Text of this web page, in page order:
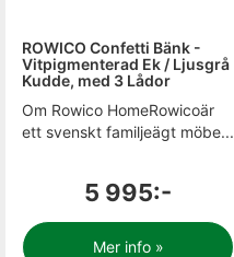
ROWICO Confetti Bänk -
Vitpigmenterad Ek / Ljusgrå
Kudde, med 3 Lådor
Om Rowico HomeRowicoär
ett svenskt familjeägt möbe...
5 995:-
Mer info »